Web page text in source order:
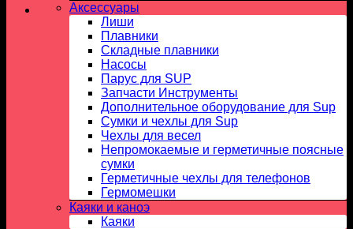
Аксессуары
Лиши
Плавники
Складные плавники
Насосы
Парус для SUP
Запчасти Инструменты
Дополнительное оборудование для Sup
Сумки и чехлы для Sup
Чехлы для весел
Непромокаемые и герметичные поясные
сумки
Герметичные чехлы для телефонов
Гермомешки
Каяки и каноэ
Каяки